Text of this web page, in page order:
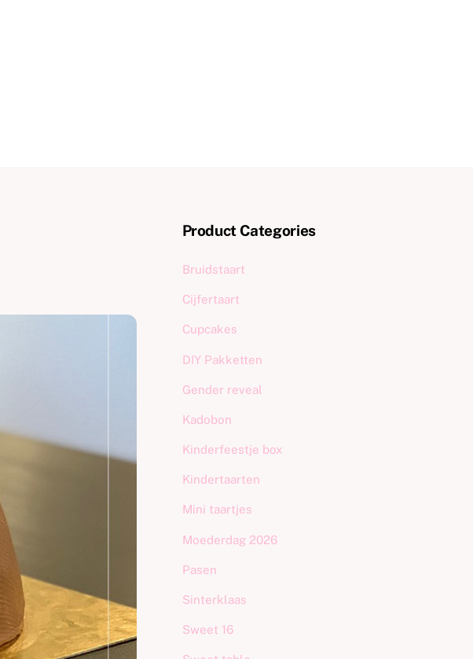
Product Categories
Bruidstaart
Cijfertaart
Cupcakes
DIY Pakketten
Gender reveal
Kadobon
Kinderfeestje box
Kindertaarten
Mini taartjes
Moederdag 2026
Pasen
Sinterklaas
Sweet 16